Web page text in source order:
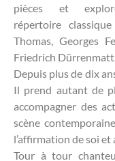
pièces et
répertoire
Thomas, Georges
Friedrich
Depuis plus de dix
Il prend autant de
accompagner des
scène
l’affirmation de soi et
Tour à tour